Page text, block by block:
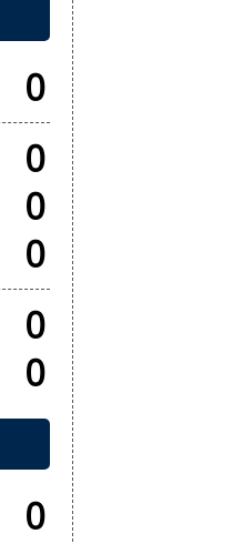
0
0
0
0
0
0
0